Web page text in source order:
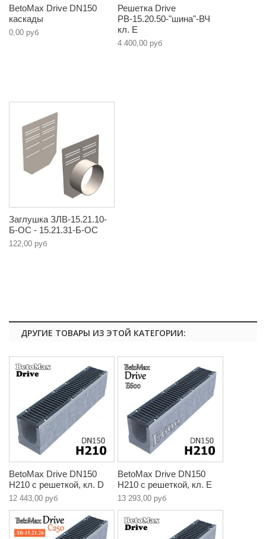
BetoMax Drive DN150
каскады
0,00 руб
Решетка Drive
РВ-15.20.50-"шина"-ВЧ
кл. E
4 400,00 руб
Заглушка ЗЛВ-15.21.10-
Б-ОС - 15.21.31-Б-ОС
122,00 руб
ДРУГИЕ ТОВАРЫ ИЗ ЭТОЙ КАТЕГОРИИ:
BetoMax Drive DN150
H210 с решеткой, кл. D
12 443,00 руб
BetoMax Drive DN150
H210 с решеткой, кл. E
13 293,00 руб